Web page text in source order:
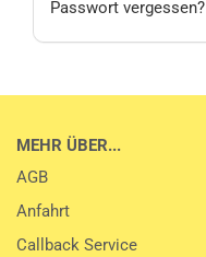
Passwort vergessen?
MEHR ÜBER...
AGB
Anfahrt
Callback Service